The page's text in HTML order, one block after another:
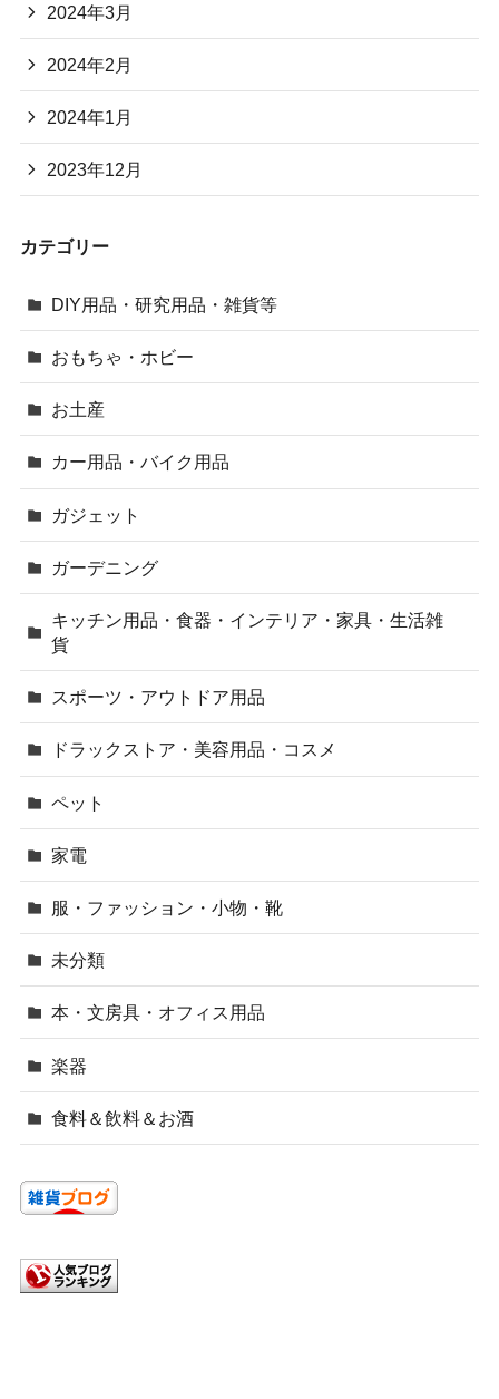
2024年3月
2024年2月
2024年1月
2023年12月
カテゴリー
DIY用品・研究用品・雑貨等
おもちゃ・ホビー
お土産
カー用品・バイク用品
ガジェット
ガーデニング
キッチン用品・食器・インテリア・家具・生活雑
貨
スポーツ・アウトドア用品
ドラックストア・美容用品・コスメ
ペット
家電
服・ファッション・小物・靴
未分類
本・文房具・オフィス用品
楽器
食料＆飲料＆お酒